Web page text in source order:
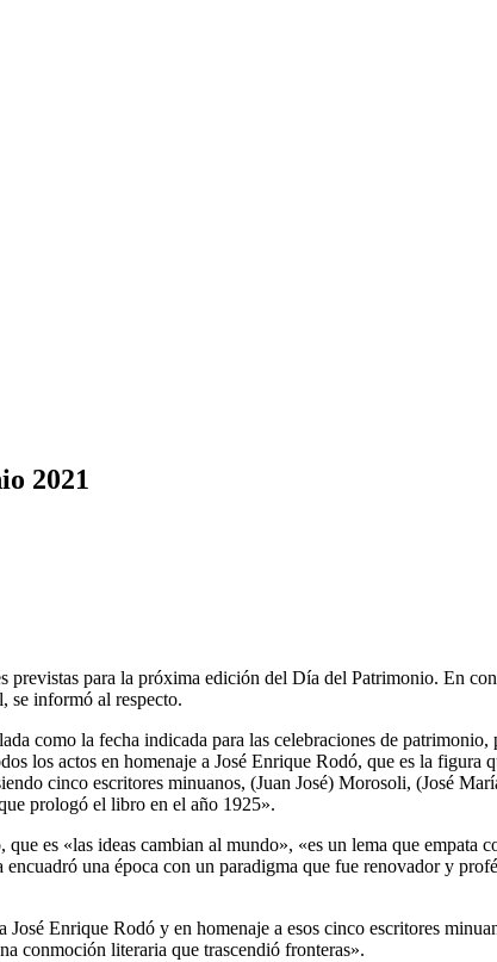
2021
para la próxima edición del Día del Patrimonio. En
se informó al respecto.
como la fecha indicada para las celebraciones de patrimonio,
los actos en homenaje a José Enrique Rodó, que es la figura
cinco escritores minuanos, (Juan José) Morosoli, (José
prologó el libro en el año 1925».
es «las ideas cambian al mundo», «es un lema que
una época con un paradigma que fue renovador y
Enrique Rodó y en homenaje a esos cinco escritores
conmoción literaria que trascendió fronteras».